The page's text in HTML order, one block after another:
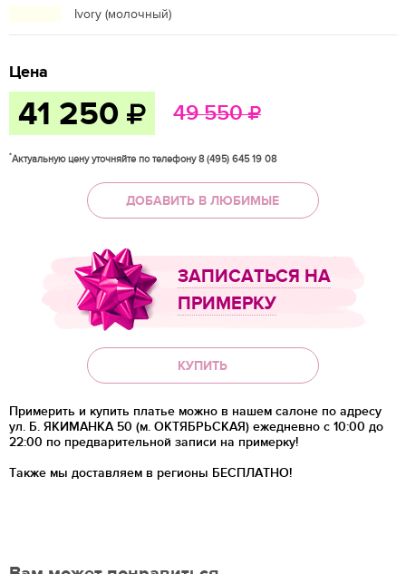
Ivory (молочный)
Цена
41 250 49 550
*Актуальную цену уточняйте по телефону 8 (495) 645 19 08
ДОБАВИТЬ В ЛЮБИМЫЕ
ЗАПИСАТЬСЯ НА
ПРИМЕРКУ
КУПИТЬ
Примерить и купить платье можно в нашем салоне по адресу
ул. Б. ЯКИМАНКА 50 (м. ОКТЯБРЬСКАЯ) ежедневно с 10:00 до
22:00 по предварительной записи на примерку!
Также мы доставляем в регионы БЕСПЛАТНО!